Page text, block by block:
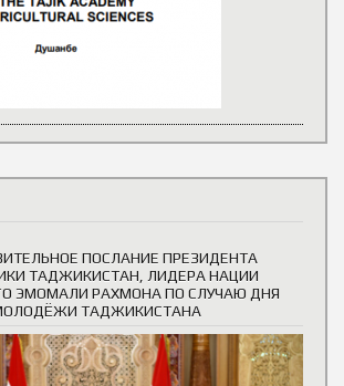
ПОСЛАНИЕ ПРЕЗИДЕНТА
ТАДЖИКИСТАН, ЛИДЕРА НАЦИИ
ЭМОМАЛИ РАХМОНА ПО СЛУЧАЮ ДНЯ
ТАДЖИКИСТАНА